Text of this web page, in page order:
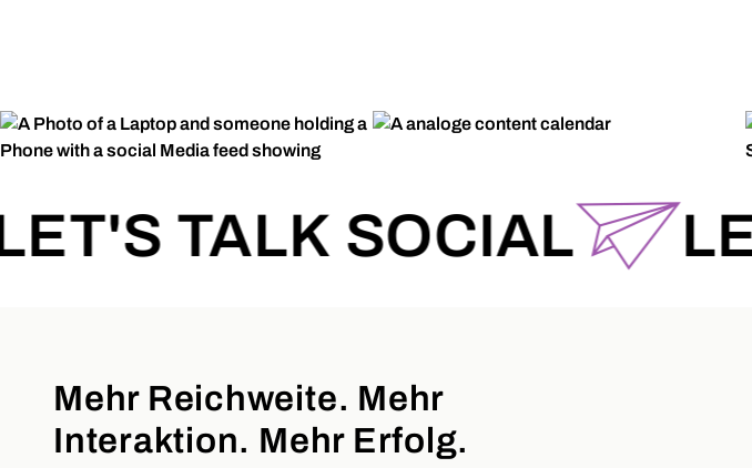
TALK SOCIAL
Mehr Reichweite. Mehr
Interaktion. Mehr Erfolg.